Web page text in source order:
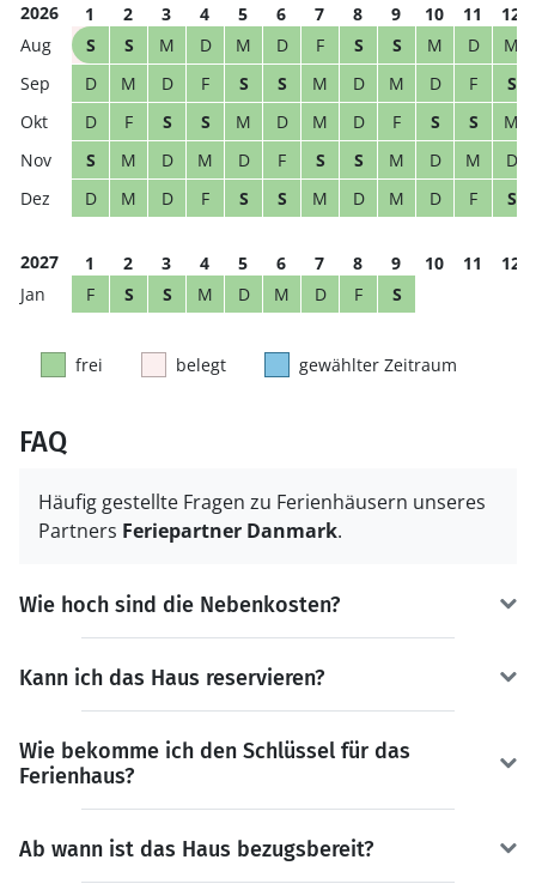
2026 1 2 3 4 5 6 7 8 9 10 11
12
S
S M D M D F S S M D
M
D
M D F S S M D M D F
S
D
F S S M D M D F S S
M
S
M D M D F S S M D M
D
D
M D F S S M D M D F S
2027 1 2 3 4 5 6 7 8 9 10 11
12
F
S S M D M D F S
frei belegt gewählter Zeitraum
FAQ
Häufig gestellte Fragen zu Ferienhäusern unseres
Partners Feriepartner Danmark.
Wie hoch sind die Nebenkosten?
Kann ich das Haus reservieren?
Wie bekomme ich den Schlüssel für das
Ferienhaus?
Ab wann ist das Haus bezugsbereit?